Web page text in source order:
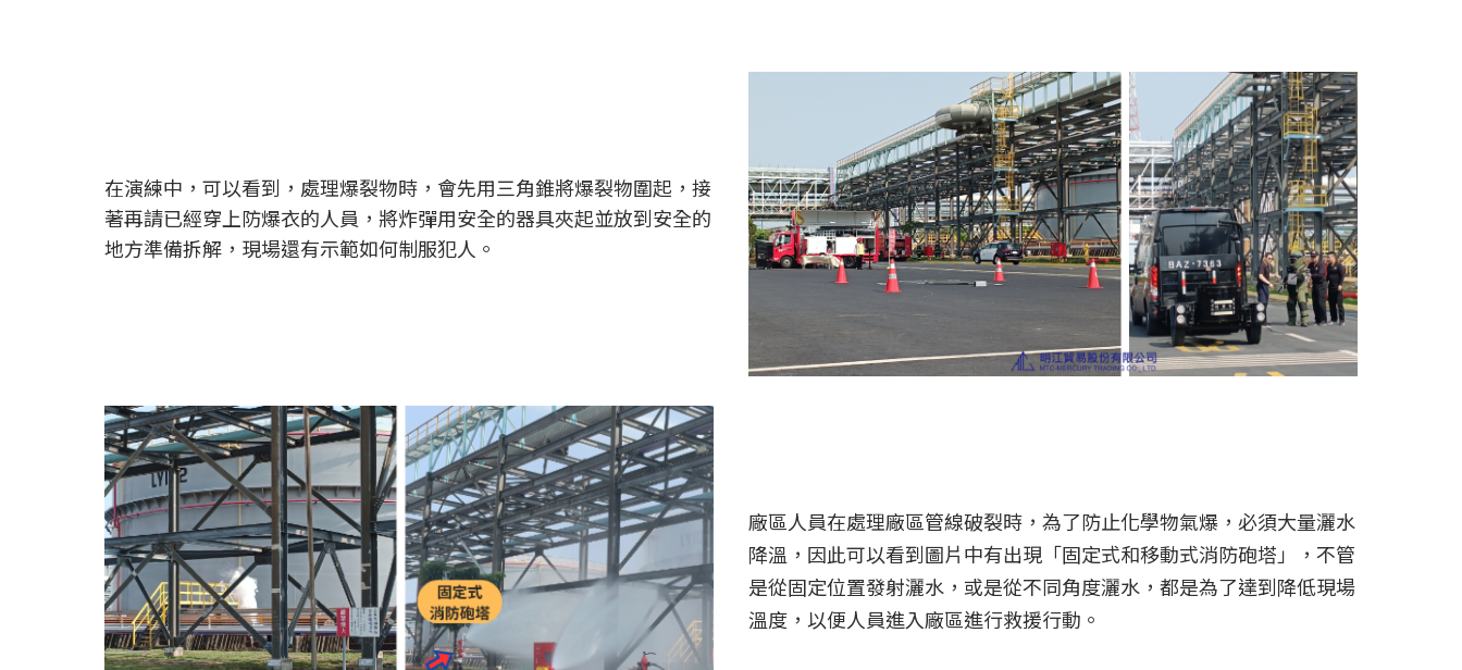
在演練中，可以看到，處理爆裂物時，會先用三角錐將爆裂物圍起，接
著再請已經穿上防爆衣的人員，將炸彈用安全的器具夾起並放到安全的
地方準備拆解，現場還有示範如何制服犯人。
廠區人員在處理廠區管線破裂時，為了防止化學物氣爆，必須大量灑水
降溫，因此可以看到圖片中有出現「固定式和移動式消防砲塔」，不管
是從固定位置發射灑水，或是從不同角度灑水，都是為了達到降低現場
溫度，以便人員進入廠區進行救援行動。